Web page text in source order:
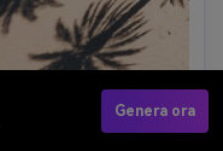
Genera ora